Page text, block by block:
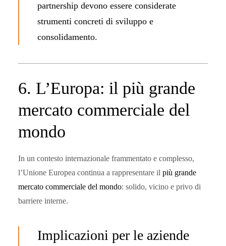
partnership devono essere considerate
strumenti concreti di sviluppo e
consolidamento.
6. L’Europa: il più grande
mercato commerciale del
mondo
In un contesto internazionale frammentato e complesso,
l’Unione Europea continua a rappresentare il più grande
mercato commerciale del mondo: solido, vicino e privo di
barriere interne.
Implicazioni per le aziende